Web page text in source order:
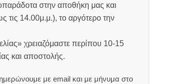
στην αποθήκη μας και
τις 14.00μ.μ.), το αργότερο την
χρειαζόμαστε περίπου 10-15
και αποστολής.
με email και με μήνυμα στο